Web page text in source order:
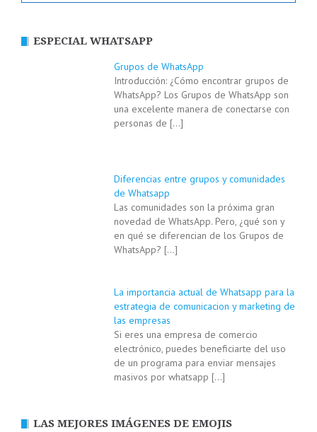
ESPECIAL WHATSAPP
Grupos de WhatsApp
Introducción: ¿Cómo encontrar grupos de
WhatsApp? Los Grupos de WhatsApp son
una excelente manera de conectarse con
personas de […]
Diferencias entre grupos y comunidades
de Whatsapp
Las comunidades son la próxima gran
novedad de WhatsApp. Pero, ¿qué son y
en qué se diferencian de los Grupos de
WhatsApp? […]
La importancia actual de Whatsapp para la
estrategia de comunicacion y marketing de
las empresas
Si eres una empresa de comercio
electrónico, puedes beneficiarte del uso
de un programa para enviar mensajes
masivos por whatsapp […]
LAS MEJORES IMÁGENES DE EMOJIS